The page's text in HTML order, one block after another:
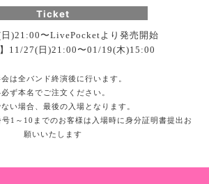
Ticket
)21:00〜LivePocketより発売開始
11/27(日)21:00〜01/19(木)15:00
は全バンド終演後に行います。
必ず本名でご注文ください。
い場合、最後の入場となります。
号1 ～ 10 までのお客様は入場時に身分証明書提出お
願いいたします